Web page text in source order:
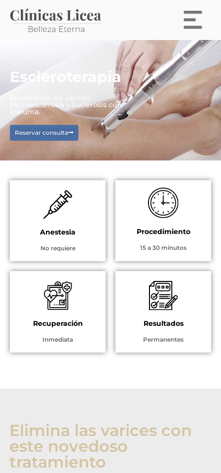
Escleroterapia
Eliminación de varices.
Microesclerosis y Esclerosis con
Espuma.
Reservar consulta
Anestesia
No requiere
Procedimiento
15 a 30 minutos
Recuperación
Inmediata
Resultados
Permanentes
Elimina las varices con
este novedoso
tratamiento